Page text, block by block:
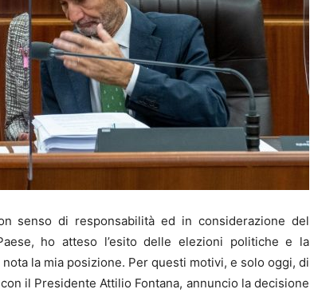
senso di responsabilità ed in considerazione del
ho atteso l’esito delle elezioni politiche e la
la mia posizione. Per questi motivi, e solo oggi, di
il Presidente Attilio Fontana, annuncio la decisione